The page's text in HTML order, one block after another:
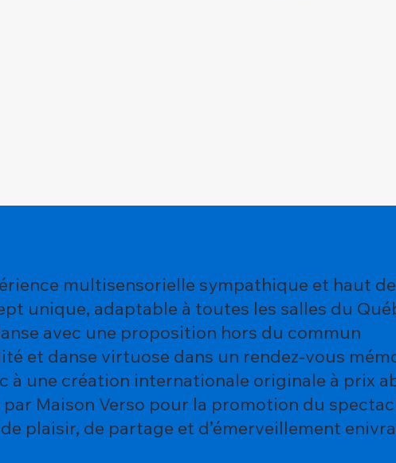
multisensorielle sympathique et haut
unique, adaptable à toutes les salles du
avec une proposition hors du commun
et danse virtuose dans un rendez-vous
à une création internationale originale à prix
Maison Verso pour la promotion du
plaisir, de partage et d’émerveillement